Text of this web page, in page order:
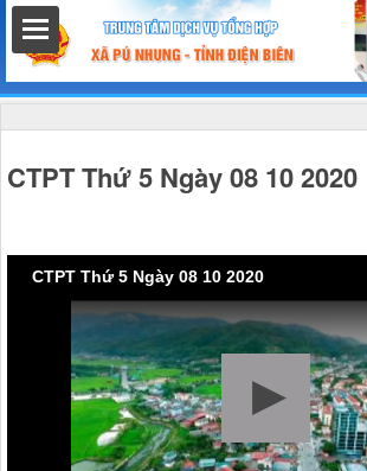
chính
CTPT Thứ 5 Ngày 08 10 2020
CTPT Thứ 5 Ngày 08 10 2020